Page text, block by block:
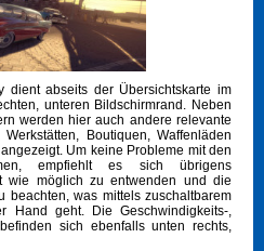
dient abseits der Übersichtskarte im
unteren Bildschirmrand. Neben
werden hier auch andere relevante
Boutiquen, Waffenläden
Um keine Probleme mit den
empfiehlt es sich übrigens
wie möglich zu entwenden und die
beachten, was mittels zuschaltbarem
Hand geht. Die Geschwindigkeits-,
sich ebenfalls unten rechts,